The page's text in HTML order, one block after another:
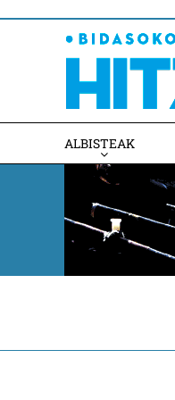
ALBISTEAK